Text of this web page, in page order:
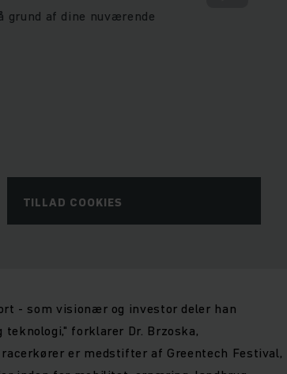
grund af dine nuværende
TILLAD COOKIES
- som visionær og investor deler han
forklarer Dr. Brzoska,
er medstifter af Greentech Festival,